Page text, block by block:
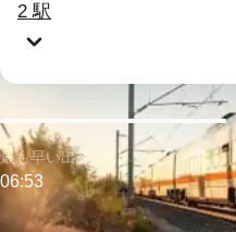
2 駅
最も早い出発：
06:53